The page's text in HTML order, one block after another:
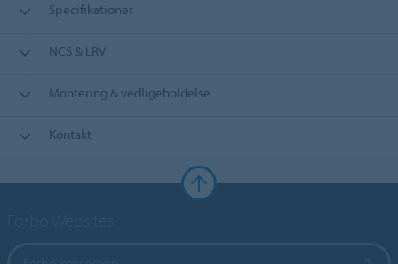
Specifikationer
NCS & LRV
Montering & vedligeholdelse
Kontakt